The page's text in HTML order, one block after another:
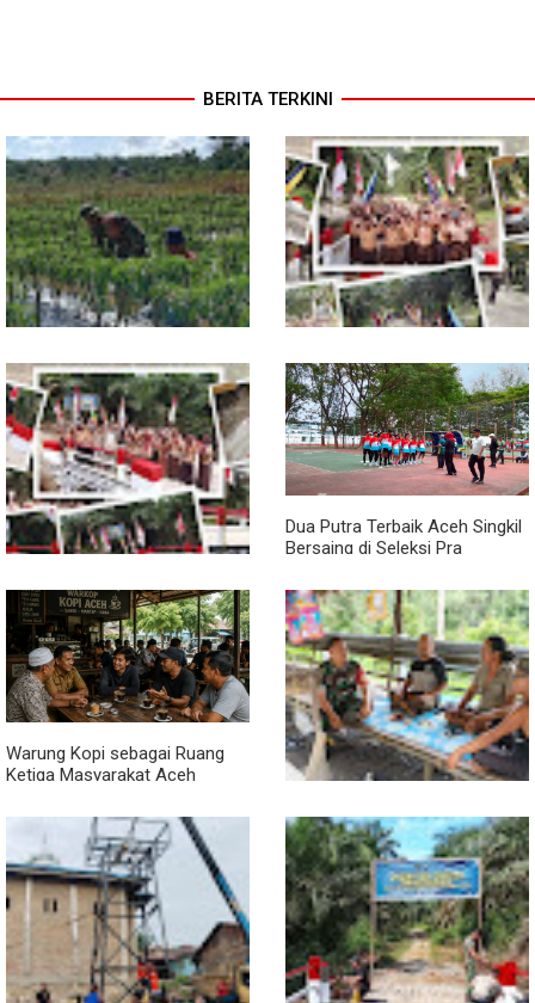
BERITA TERKINI
Pendampingan Babinsa
Dorong Petani Tingkatkan Hasil
Tanaman Cabai
Jembatan Garuda Rampung,
Akses Warga Teladan Baru–
Kuala Kepeng Kini Semakin
Lancar
Jembatan Garuda Rampung,
Warga Teladan Baru Kini
Nikmati Akses Lebih Lancar
Dua Putra Terbaik Aceh Singkil
Bersaing di Seleksi Pra
Warung Kopi sebagai Ruang
Ketiga Masyarakat Aceh
Lewat Komsos di Warung
Kopi, Babinsa Bangun Sinergi
dan Kekompakan Warga